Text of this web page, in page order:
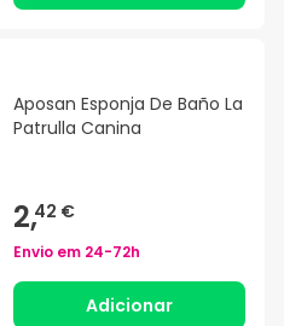
Aposan Esponja De Baño La
Patrulla Canina
2,42 €
Envio em 24-72h
Adicionar